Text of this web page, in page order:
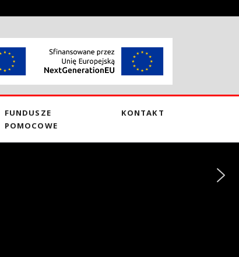
FUNDUSZE
POMOCOWE
KONTAKT